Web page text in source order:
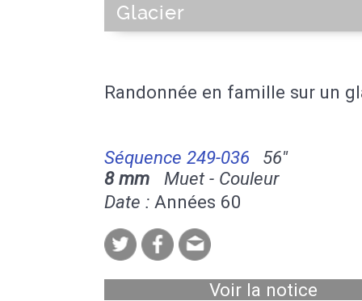
Glacier
Randonnée en famille sur un
Séquence 249-036
56''
8 mm Muet - Couleur
Date : Années 60
Voir la notice